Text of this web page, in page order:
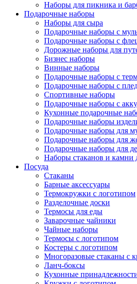
Наборы для пикника и
Подарочные наборы
Наборы для сыра
Подарочные наборы с
Подарочные наборы с
Дорожные наборы для
Бизнес наборы
Винные наборы
Подарочные наборы с
Подарочные наборы с
Спортивные наборы
Подарочные наборы с
Кухонные подарочные
Подарочные наборы
Подарочные наборы для
Подарочные наборы для
Подарочные наборы для
Наборы стаканов и камни
Посуда
Стаканы
Барные аксессуары
Термокружки с логотипом
Разделочные доски
Термосы для еды
Заварочные чайники
Чайные наборы
Термосы с логотипом
Костеры с логотипом
Многоразовые стаканы с
Ланч-боксы
Кухонные